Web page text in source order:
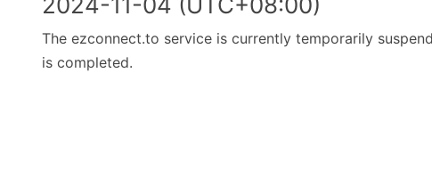
The ezconnect.to service is currently temporarily
is completed.